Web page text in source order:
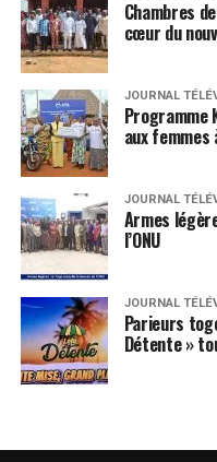
Chambres
cœur du
JOURNAL
Programme
aux femmes
JOURNAL
Armes
l’ONU
JOURNAL
Parieurs
Détente »